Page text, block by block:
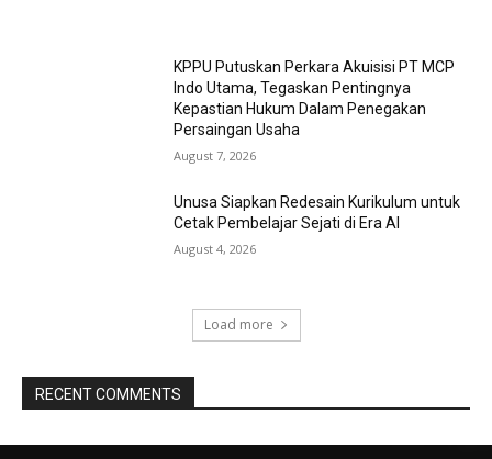
KPPU Putuskan Perkara Akuisisi PT MCP
Indo Utama, Tegaskan Pentingnya
Kepastian Hukum Dalam Penegakan
Persaingan Usaha
August 7, 2026
Unusa Siapkan Redesain Kurikulum untuk
Cetak Pembelajar Sejati di Era AI
August 4, 2026
Load more
RECENT COMMENTS